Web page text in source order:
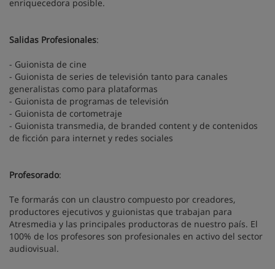
enriquecedora posible.
Salidas Profesionales:
- Guionista de cine
- Guionista de series de televisión tanto para canales
generalistas como para plataformas
- Guionista de programas de televisión
- Guionista de cortometraje
- Guionista transmedia, de branded content y de contenidos
de ficción para internet y redes sociales
Profesorado:
Te formarás con un claustro compuesto por creadores,
productores ejecutivos y guionistas que trabajan para
Atresmedia y las principales productoras de nuestro país. El
100% de los profesores son profesionales en activo del sector
audiovisual.